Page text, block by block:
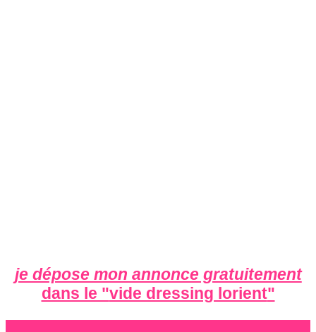
je dépose mon annonce gratuitement
dans le "vide dressing lorient"